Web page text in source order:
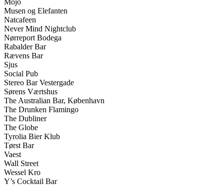
Musen og Elefanten
Natcafeen
Never Mind Nightclub
Nørreport Bodega
Rabalder Bar
Rævens Bar
Sjus
Social Pub
Stereo Bar Vestergade
Sørens Værtshus
The Australian Bar, København
The Drunken Flamingo
The Dubliner
The Globe
Tyrolia Bier Klub
Tørst Bar
Vaest
Wall Street
Wessel Kro
Y’s Cocktail Bar